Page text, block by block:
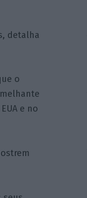
detalha
o
e no